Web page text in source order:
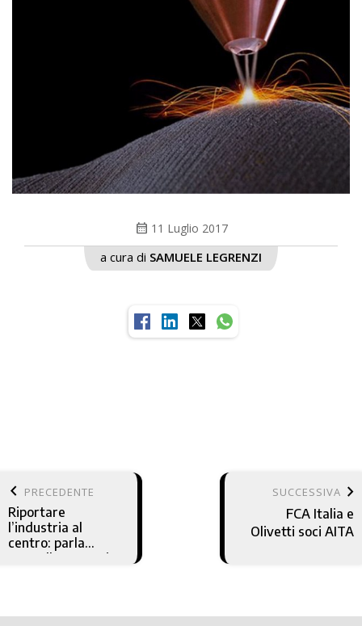
calendar_month 11 Luglio 2017
a cura di SAMUELE LEGRENZI
keyboard_arrow_left PRECEDENTE
Riportare
l’industria al
centro: parla
Marcella Panucci
SUCCESSIVA keyboard_arrow_right
FCA Italia e
Olivetti soci AITA